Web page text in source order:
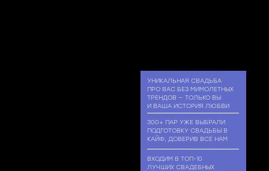
УНИКАЛЬНАЯ СВАДЬБА
ПРО ВАС БЕЗ МИМОЛЕТНЫХ
ТРЕНДОВ — ТОЛЬКО ВЫ
И ВАША ИСТОРИЯ ЛЮБВИ
300+ ПАР УЖЕ ВЫБРАЛИ
ПОДГОТОВКУ СВАДЬБЫ В
КАЙФ, ДОВЕРИВ ВСЁ НАМ
ВХОДИМ В ТОП-10
ЛУЧШИХ СВАДЕБНЫХ